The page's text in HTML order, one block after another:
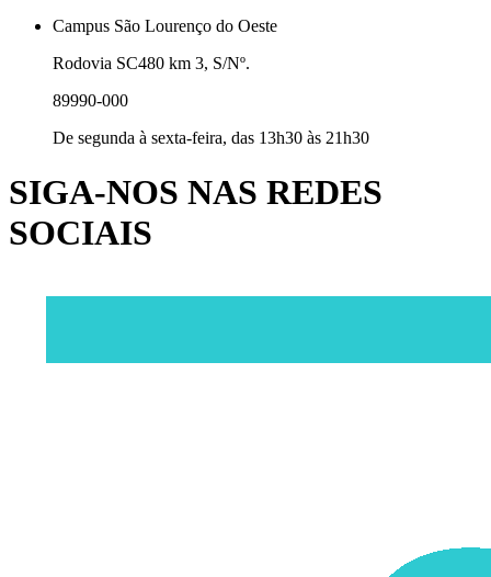
Campus São Lourenço do Oeste
Rodovia SC480 km 3, S/Nº.
89990-000
De segunda à sexta-feira, das 13h30 às 21h30
SIGA-NOS NAS REDES
SOCIAIS